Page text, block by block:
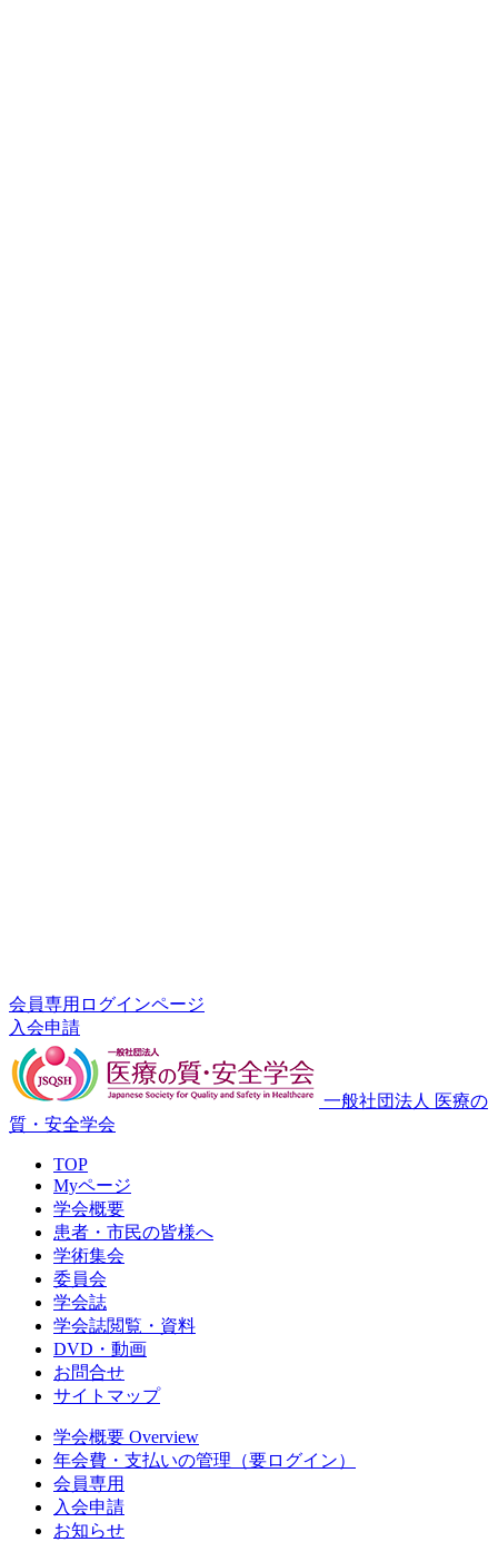
会員専用ログインページ
入会申請
一般社団法人 医療の
質・安全学会
TOP
Myページ
学会概要
患者・市民の皆様へ
学術集会
委員会
学会誌
学会誌閲覧・資料
DVD・動画
お問合せ
サイトマップ
学会概要 Overview
年会費・支払いの管理（要ログイン）
会員専用
入会申請
お知らせ